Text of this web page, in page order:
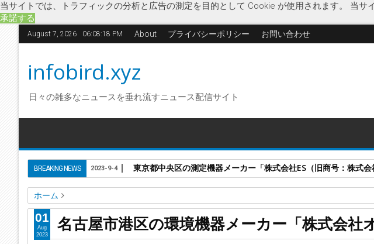
当サイトでは、トラフィックの分析と広告の測定を目的として Cookie が使用されます。 当サ
承諾する
August 7, 2026 06:08:19 PM About プライバシーポリシー お問い合わせ
infobird.xyz
日々の雑多なニュースを垂れ流すニュース配信サイト
BREAKING NEWS 東京都中央区の測定機器メーカー「株式会社ES（旧商号：株式
2023-9-4
ホーム
オークス
ペレット燃料 愛知県 環境機器メーカー 企業破綻 経済 農業用ストーブ
有機性廃棄物熱分解装置
名古屋市港区の環境機器メーカー「株式会社オークス」に破産開
名古屋市港区の環境機器メーカー「株式会社
01
Aug
2023